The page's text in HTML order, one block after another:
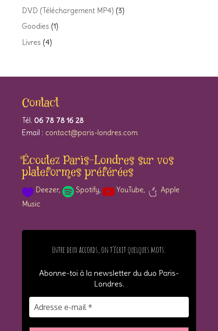
DVD (Téléchargement MP4) (3)
Goodies (1)
Livres (4)
Contact
Tél. 06 78 78 16 28
Email : contact@paris-londres.com
Écoutez Paris-Londres sur vos
plateformes préférées
ic
_h
Deezer,
al
po
y
on
Spotify,
al
ou
be
ic
on
YouTube,
pl
ic
n
Apple
Music
Entre deux accords, on t’écrit quelques mots.
Abonne-toi à la newsletter du duo Paris-
Londres.